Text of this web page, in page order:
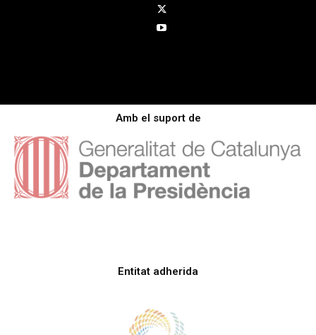
Amb el suport de
Entitat adherida